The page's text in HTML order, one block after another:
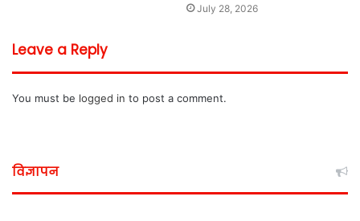
July 28, 2026
Leave a Reply
You must be logged in to post a comment.
विज्ञापन